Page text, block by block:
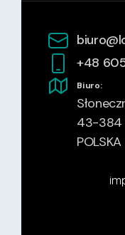
+48
Biuro:
43-384
POLSKA